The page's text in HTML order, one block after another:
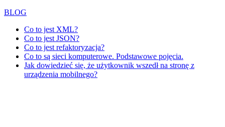
BLOG
Co to jest XML?
Co to jest JSON?
Co to jest refaktoryzacja?
Co to są sieci komputerowe. Podstawowe pojęcia.
Jak dowiedzieć się, że użytkownik wszedł na stronę z
urządzenia mobilnego?